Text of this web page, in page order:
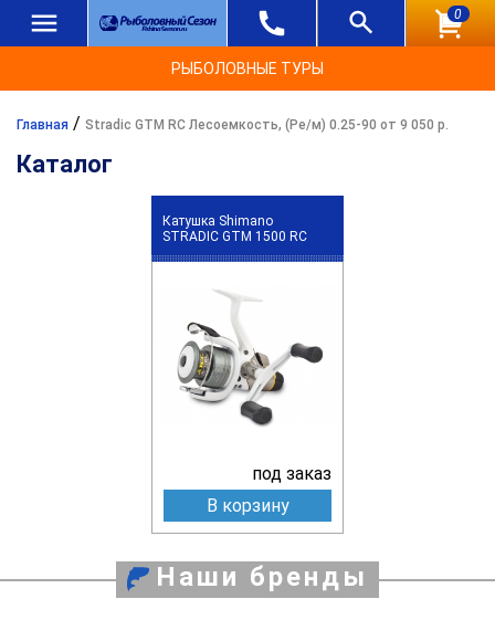
0
РЫБОЛОВНЫЕ ТУРЫ
Главная / Stradic GTM RC Лесоемкость, (Ре/м) 0.25-90 от 9 050 р.
Каталог
Катушка Shimano
STRADIC GTM 1500 RC
под заказ
В корзину
Наши бренды